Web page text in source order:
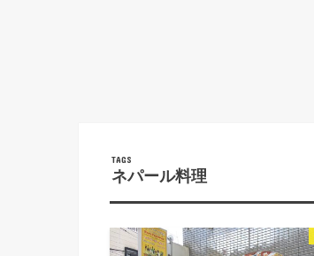
ネパール料理